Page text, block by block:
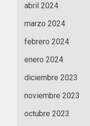
abril 2024
marzo 2024
febrero 2024
enero 2024
diciembre 2023
noviembre 2023
octubre 2023